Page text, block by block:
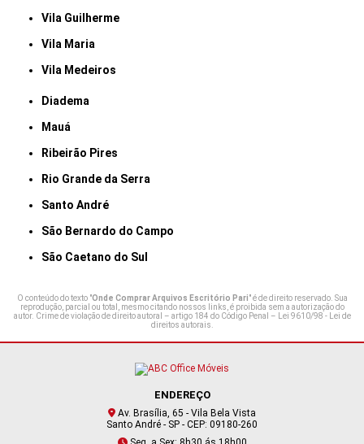
Vila Guilherme
Vila Maria
Vila Medeiros
Diadema
Mauá
Ribeirão Pires
Rio Grande da Serra
Santo André
São Bernardo do Campo
São Caetano do Sul
O conteúdo do texto "Onde Comprar Arquivos Escritório Pari" é de direito reservado. Sua
reprodução, parcial ou total, mesmo citando nossos links, é proibida sem a autorização do
autor. Crime de violação de direito autoral – artigo 184 do Código Penal – Lei 9610/98 - Lei de
direitos autorais.
ENDEREÇO
Av. Brasília, 65 - Vila Bela Vista
Santo André - SP - CEP: 09180-260